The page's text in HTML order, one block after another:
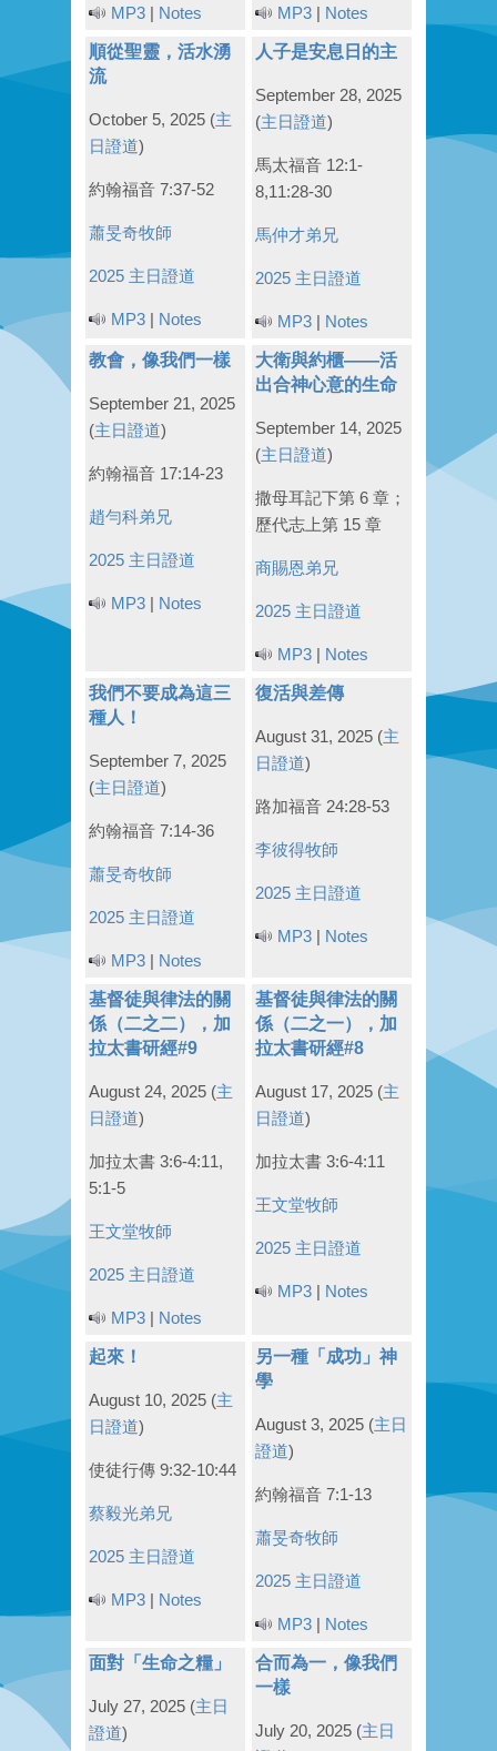
MP3 | Notes MP3 | Notes
順從聖靈，活水湧
流
October 5, 2025 (主
日證道)
約翰福音 7:37-52
蕭旻奇牧師
2025 主日證道
MP3 | Notes
人子是安息日的主
September 28, 2025
(主日證道)
馬太福音 12:1-
8,11:28-30
馬仲才弟兄
2025 主日證道
MP3 | Notes
教會，像我們一樣
September 21, 2025
(主日證道)
約翰福音 17:14-23
趙勻科弟兄
2025 主日證道
MP3 | Notes
大衛與約櫃——活
出合神心意的生命
September 14, 2025
(主日證道)
撒母耳記下第 6 章；
歷代志上第 15 章
商賜恩弟兄
2025 主日證道
MP3 | Notes
我們不要成為這三
種人！
September 7, 2025
(主日證道)
約翰福音 7:14-36
蕭旻奇牧師
2025 主日證道
MP3 | Notes
復活與差傳
August 31, 2025 (主
日證道)
路加福音 24:28-53
李彼得牧師
2025 主日證道
MP3 | Notes
基督徒與律法的關
係（二之二），加
拉太書研經#9
August 24, 2025 (主
日證道)
加拉太書 3:6-4:11,
5:1-5
王文堂牧師
2025 主日證道
MP3 | Notes
基督徒與律法的關
係（二之一），加
拉太書研經#8
August 17, 2025 (主
日證道)
加拉太書 3:6-4:11
王文堂牧師
2025 主日證道
MP3 | Notes
起來！
August 10, 2025 (主
日證道)
使徒行傳 9:32-10:44
蔡毅光弟兄
2025 主日證道
MP3 | Notes
另一種「成功」神
學
August 3, 2025 (主日
證道)
約翰福音 7:1-13
蕭旻奇牧師
2025 主日證道
MP3 | Notes
面對「生命之糧」
July 27, 2025 (主日
證道)
合而為一，像我們
一樣
July 20, 2025 (主日